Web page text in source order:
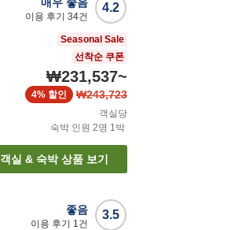
4.2
이용 후기 34건
Seasonal Sale
선착순 쿠폰
₩231,537~
₩243,723
4% 할인
객실당
숙박 인원 2명 1박
객실 & 숙박 상품 보기
3.5
좋음
이용 후기 1건